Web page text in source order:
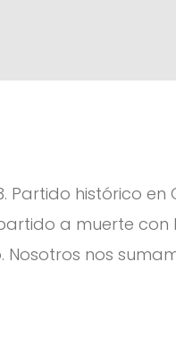
Partido histórico
a muerte
nos